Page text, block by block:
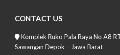
CONTACT US
Komplek Ruko Pala Raya No A8
Sawangan Depok – Jawa Barat